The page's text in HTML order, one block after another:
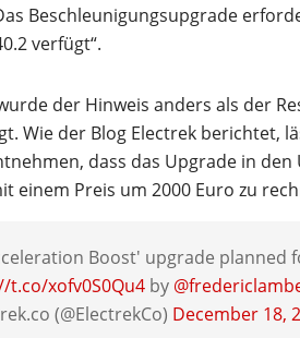
Beschleunigungsupgrade
verfügt“.
der Hinweis anders als der
Wie der Blog Electrek berichtet,
dass das Upgrade in den
einem Preis um 2000 Euro zu
Boost' upgrade planned
t.co/xofv0S0Qu4 by
(@ElectrekCo) December 18,